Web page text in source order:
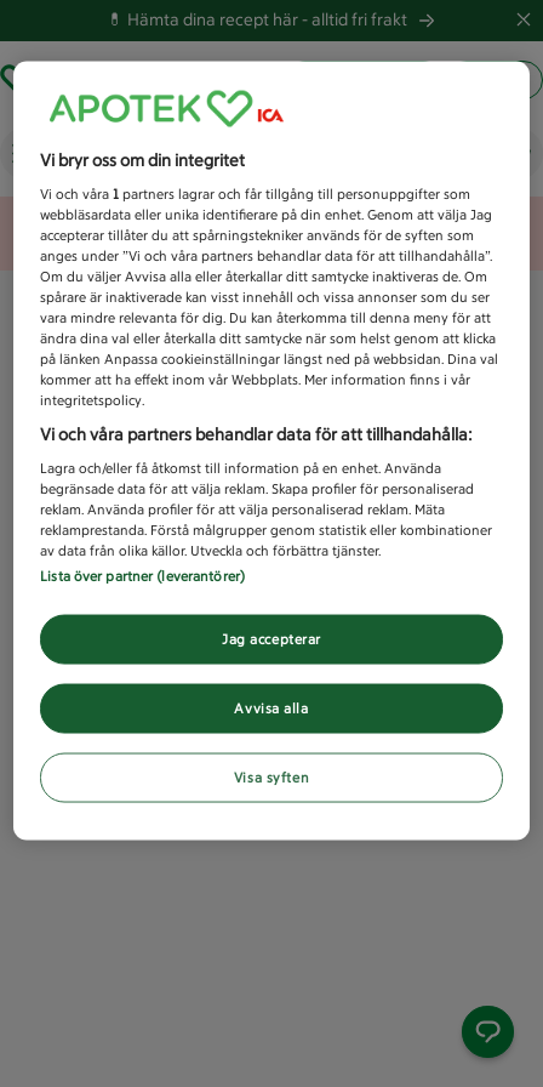
💊 Hämta dina recept här -alltid fri frakt
Vad letar du efter idag?
Unknown error
Vi bryr oss om din integritet
Vi och våra1 partners lagrar och får tillgång till personuppgifter som
webbläsardata eller unika identifierare på din enhet. Genom att välja Jag
accepterar tillåter du att spårningstekniker används för de syften som
anges under ”Vi och våra partners behandlar data för att tillhandahålla”.
Om du väljer Avvisa alla eller återkallar ditt samtycke inaktiveras de. Om
spårare är inaktiverade kan visst innehåll och vissa annonser som du ser
vara mindre relevanta för dig. Du kan återkomma till denna meny för att
ändra dina val eller återkalla ditt samtycke när som helst genom att klicka
på länken Anpassa cookieinställningar längst ned på webbsidan. Dina val
kommer att ha effekt inom vår Webbplats. Mer information finns i vår
integritetspolicy.
Vi och våra partners behandlar data för att tillhandahålla:
Lagra och/eller få åtkomst till information på en enhet. Använda
begränsade data för att välja reklam. Skapa profiler för personaliserad
reklam. Använda profiler för att välja personaliserad reklam. Mäta
reklamprestanda. Förstå målgrupper genom statistik eller kombinationer
av data från olika källor. Utveckla och förbättra tjänster.
Lista över partner (leverantörer)
Avvisa alla
Jag accepterar
Visa syften